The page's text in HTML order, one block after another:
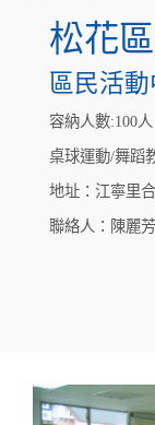
松花
區民活
容納人數:100人
桌球運動/舞蹈
地址：江寧里
聯絡人：陳麗